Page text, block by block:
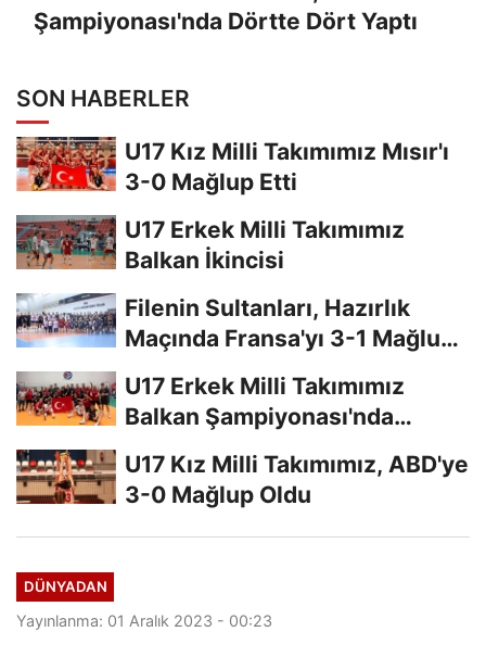
Şampiyonası'nda Dörtte Dört Yaptı
SON HABERLER
U17 Kız Milli Takımımız Mısır'ı
3-0 Mağlup Etti
U17 Erkek Milli Takımımız
Balkan İkincisi
Filenin Sultanları, Hazırlık
Maçında Fransa'yı 3-1 Mağlup
U17 Erkek Milli Takımımız
Balkan Şampiyonası'nda
U17 Kız Milli Takımımız, ABD'ye
3-0 Mağlup Oldu
DÜNYADAN
Yayınlanma: 01 Aralık 2023 - 00:23